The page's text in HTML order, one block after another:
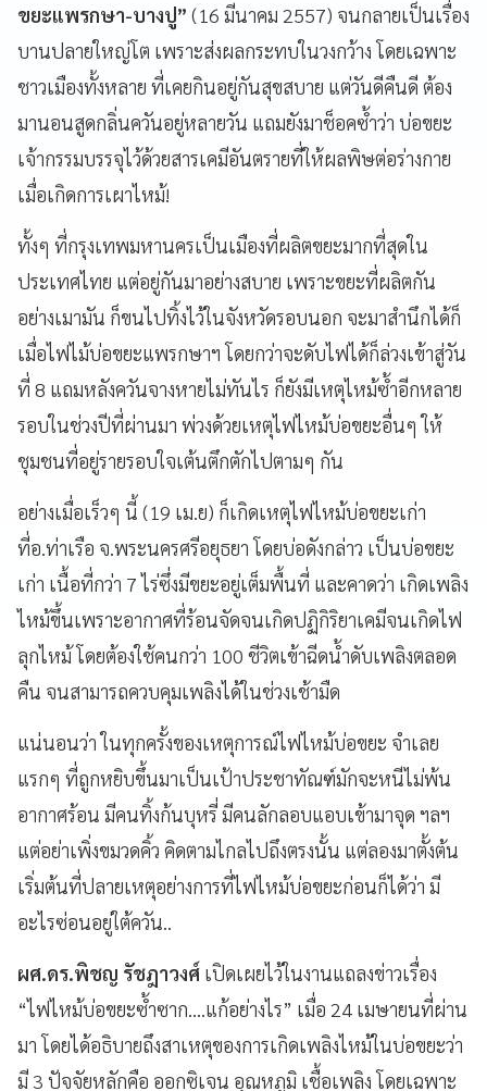
ขยะแพรกษา-บางปู” (16 มีนาคม 2557) จนกลายเป็นเรื่อง
บานปลายใหญ่โต เพราะส่งผลกระทบในวงกว้าง โดยเฉพาะ
ชาวเมืองทั้งหลาย ที่เคยกินอยู่กันสุขสบาย แต่วันดีคืนดี ต้อง
มานอนสูดกลิ่นควันอยู่หลายวัน แถมยังมาช็อคซ้ำว่า บ่อขยะ
เจ้ากรรมบรรจุไว้ด้วยสารเคมีอันตรายที่ให้ผลพิษต่อร่างกาย
เมื่อเกิดการเผาไหม้!
ทั้งๆ ที่กรุงเทพมหานครเป็นเมืองที่ผลิตขยะมากที่สุดใน
ประเทศไทย แต่อยู่กันมาอย่างสบาย เพราะขยะที่ผลิตกัน
อย่างเมามัน ก็ขนไปทิ้งไว้ในจังหวัดรอบนอก จะมาสำนึกได้ก็
เมื่อไฟไม้บ่อขยะแพรกษาฯ โดยกว่าจะดับไฟได้ก็ล่วงเข้าสู่วัน
ที่ 8 แถมหลังควันจางหายไม่ทันไร ก็ยังมีเหตุไหม้ซ้ำอีกหลาย
รอบในช่วงปีที่ผ่านมา พ่วงด้วยเหตุไฟไหม้บ่อขยะอื่นๆ ให้
ชุมชนที่อยู่รายรอบใจเต้นตึกตักไปตามๆ กัน
อย่างเมื่อเร็วๆ นี้ (19 เม.ย) ก็เกิดเหตุไฟไหม้บ่อขยะเก่า
ที่อ.ท่าเรือ จ.พระนครศรีอยุธยา โดยบ่อดังกล่าว เป็นบ่อขยะ
เก่า เนื้อที่กว่า 7 ไร่ซึ่งมีขยะอยู่เต็มพื้นที่ และคาดว่า เกิดเพลิง
ไหม้ขึ้นเพราะอากาศที่ร้อนจัดจนเกิดปฏิกิริยาเคมีจนเกิดไฟ
ลุกไหม้ โดยต้องใช้คนกว่า 100 ชีวิตเข้าฉีดน้ำดับเพลิงตลอด
คืน จนสามารถควบคุมเพลิงได้ในช่วงเช้ามืด
แน่นอนว่า ในทุกครั้งของเหตุการณ์ไฟไหม้บ่อขยะ จำเลย
แรกๆ ที่ถูกหยิบขึ้นมาเป็นเป้าประชาทัณฑ์มักจะหนีไม่พ้น
อากาศร้อน มีคนทิ้งก้นบุหรี่ มีคนลักลอบแอบเข้ามาจุด ฯลฯ
แต่อย่าเพิ่งขมวดคิ้ว คิดตามไกลไปถึงตรงนั้น แต่ลองมาตั้งต้น
เริ่มต้นที่ปลายเหตุอย่างการที่ไฟไหม้บ่อขยะก่อนก็ได้ว่า มี
อะไรซ่อนอยู่ใต้ควัน..
ผศ.ดร.พิชญ รัชฎาวงศ์ เปิดเผยไว้ในงานแถลงข่าวเรื่อง
“ไฟไหม้บ่อขยะซ้ำซาก….แก้อย่างไร” เมื่อ 24 เมษายนที่ผ่าน
มา โดยได้อธิบายถึงสาเหตุของการเกิดเพลิงไหม้ในบ่อขยะว่า
มี 3 ปัจจัยหลักคือ ออกซิเจน อุณหภูมิ เชื้อเพลิง โดยเฉพาะ